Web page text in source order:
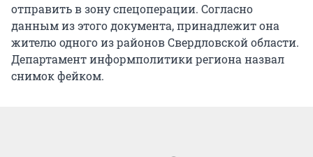
отправить в зону спецоперации. Согласно
данным из этого документа, принадлежит она
жителю одного из районов Свердловской области.
Департамент информполитики региона назвал
снимок фейком.